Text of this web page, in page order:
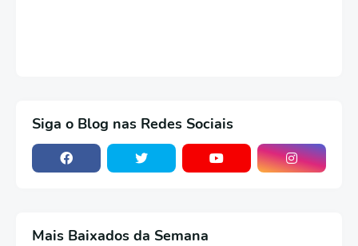
Siga o Blog nas Redes Sociais
Mais Baixados da Semana